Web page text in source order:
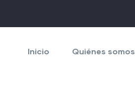
principal
Inicio Quiénes somos